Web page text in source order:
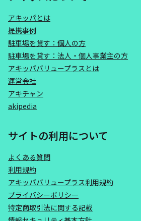
アキッパとは
提携事例
駐車場を貸す：個人の方
駐車場を貸す：法人・個人事業主の方
アキッパバリュープラスとは
運営会社
アキチャン
akipedia
サイトの利用について
よくある質問
利用規約
アキッパバリュープラス利用規約
プライバシーポリシー
特定商取引法に関する記載